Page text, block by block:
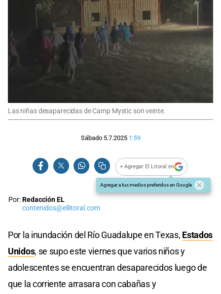
Las niñas desaparecidas de Camp Mystic son veinte.
Sábado 5.7.2025 1:59
+ Agregar El Litoral en
Agregar a tus medios preferidos en Google
Por:Redacción EL
contenidos@ellitoral.com
Por la inundación del Río Guadalupe en Texas, Estados
Unidos, se supo este viernes que varios niños y
adolescentes se encuentran desaparecidos luego de
que la corriente arrasara con cabañas y